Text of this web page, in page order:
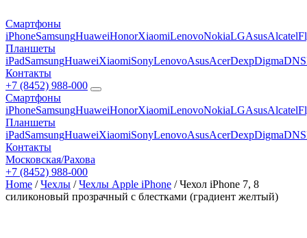
Смартфоны
iPhoneSamsungHuaweiHonorXiaomiLenovoNokiaLGAsusAlcatel
Планшеты
iPadSamsungHuaweiXiaomiSonyLenovoAsusAcerDexpDigmaDNS
Контакты
+7 (8452) 988-000
Смартфоны
iPhoneSamsungHuaweiHonorXiaomiLenovoNokiaLGAsusAlcatel
Планшеты
iPadSamsungHuaweiXiaomiSonyLenovoAsusAcerDexpDigmaDNS
Контакты
Московская/Рахова
+7 (8452) 988-000
Home /Чехлы /Чехлы Apple iPhone / Чехол iPhone 7, 8
силиконовый прозрачный с блестками (градиент желтый)